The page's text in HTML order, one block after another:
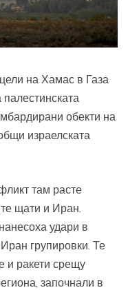
на Хамас в Газа
обекти на
израелската
там расте
щати и Иран.
удари в
групировки. Те
и ракети срещу
започнали в